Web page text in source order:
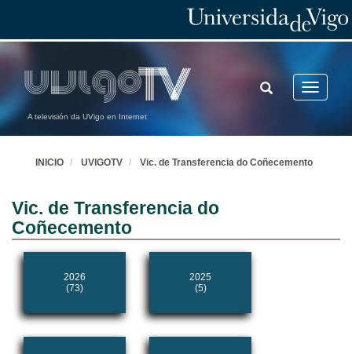
A televisión da UVigo en Internet
Toggle
TOGGLE
SEARCH
INICIO UVIGOTV Vic. de Transferencia do Coñecemento
Vic. de Transferencia do
Coñecemento
2026
(73)
2025
(5)